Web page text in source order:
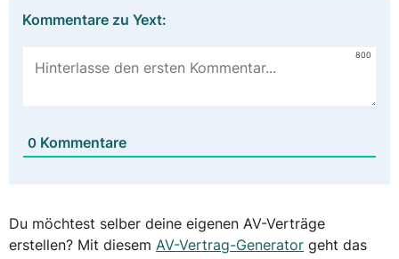
Kommentare zu Yext:
800
0 Kommentare
Du möchtest selber deine eigenen AV-Verträge
erstellen? Mit diesem AV-Vertrag-Generator geht das